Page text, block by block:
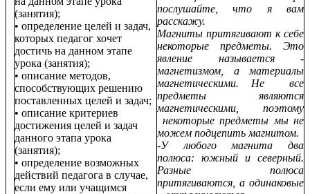
(занятия);
• определение целей и задач,
которых педагог хочет
достичь на данном этапе
урока (занятия);
• описание методов,
способствующих решению
поставленных целей и задач;
• описание критериев
достижения целей и задач
данного этапа урока
(занятия);
• определение возможных
действий педагога в случае,
если ему или учащимся
послушайте, что я вам
расскажу.
Магниты притягивают к себе
некоторые предметы. Это
явление называется -
магнетизмом, а материалы
магнетическими. Не все
предметы являются
магнетическими, поэтому
некоторые предметы мы не
можем подцепить магнитом.
-У любого магнита два
полюса: южный и северный.
Разные полюса
притягиваются, а одинаковые